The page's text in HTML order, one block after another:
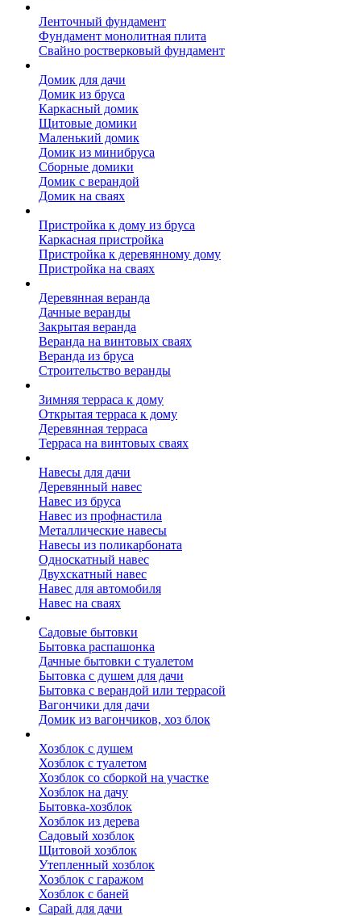
Ленточный фундамент
Фундамент монолитная плита
Свайно ростверковый фундамент
Домик для дачи
Домик из бруса
Каркасный домик
Щитовые домики
Маленький домик
Домик из минибруса
Сборные домики
Домик с верандой
Домик на сваях
Пристройка к дому из бруса
Каркасная пристройка
Пристройка к деревянному дому
Пристройка на сваях
Деревянная веранда
Дачные веранды
Закрытая веранда
Веранда на винтовых сваях
Веранда из бруса
Строительство веранды
Зимняя терраса к дому
Открытая терраса к дому
Деревянная терраса
Терраса на винтовых сваях
Навесы для дачи
Деревянный навес
Навес из бруса
Навес из профнастила
Металлические навесы
Навесы из поликарбоната
Односкатный навес
Двухскатный навес
Навес для автомобиля
Навес на сваях
Садовые бытовки
Бытовка распашонка
Дачные бытовки с туалетом
Бытовка с душем для дачи
Бытовка с верандой или террасой
Вагончики для дачи
Домик из вагончиков, хоз блок
Хозблок с душем
Хозблок с туалетом
Хозблок со сборкой на участке
Хозблок на дачу
Бытовка-хозблок
Хозблок из дерева
Садовый хозблок
Щитовой хозблок
Утепленный хозблок
Хозблок с гаражом
Хозблок с баней
Сарай для дачи